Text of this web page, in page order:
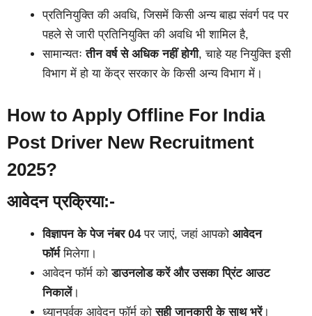
प्रतिनियुक्ति की अवधि, जिसमें किसी अन्य बाह्य संवर्ग पद पर
पहले से जारी प्रतिनियुक्ति की अवधि भी शामिल है,
सामान्यतःतीन वर्ष से अधिक नहीं होगी, चाहे यह नियुक्ति इसी
विभाग में हो या केंद्र सरकार के किसी अन्य विभाग में।
How to Apply Offline For India
Post Driver New Recruitment
2025?
आवेदन प्रक्रिया:-
विज्ञापन के पेज नंबर 04पर जाएं, जहां आपको आवेदन
फॉर्ममिलेगा।
आवेदन फॉर्म कोडाउनलोड करें और उसका प्रिंट आउट
निकालें।
ध्यानपूर्वक आवेदन फॉर्म कोसही जानकारी के साथ भरें।